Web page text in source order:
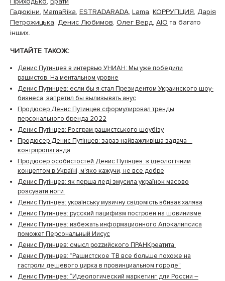
Гадюкіни, MamaRika, ESTRADARADA, Lama, КОРРУПЦИЯ, Дарія
Петрожицька, Денис Любимов, Олег Верд, AIO та багато
інших.
ЧИТАЙТЕ ТАКОЖ:
Денис Путинцев в интервью УНИАН: Мы уже победили
рашистов. На ментальном уровне
Денис Путинцев: если бы я стал Президентом Украинского шоу-
бизнеса, запретил бы вылизывать анус
Продюсер Денис Путинцев сформулировал тренды
персонального бренда 2022
Денис Путінцев: Росграм рашистського шоубізу
Продюсер Денис Путінцев: зараз найважливіша задача –
контрпропаганда
Продюсер особистостей Денис Путінцев: з ідеологічним
концептом в Україні, м’яко кажучи, не все добре
Денис Путінцев: як перша леді змусила українок масово
розсувати ноги
Денис Путінцев: українську музичну свідомість вбиває халява
Денис Путинцев: русский пацифизм построен на шовинизме
Денис Путинцев: избежать информационного Апокалипсиса
поможет Персональный Иисус
Денис Путинцев: смысл роzzийского ПРАНКреатита
Денис Путинцев: “Рашистское ТВ все больше похоже на
гастроли дешевого цирка в провинциальном городе”
Денис Путинцев: “Идеологический маркетинг для России –